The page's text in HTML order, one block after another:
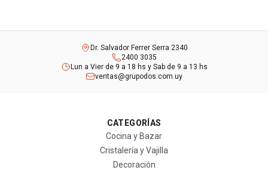
Dr. Salvador Ferrer Serra 2340
2400 3035
Lun a Vier de 9 a 18 hs y Sab de 9 a 13 hs
ventas@grupodos.com.uy
CATEGORÍAS
Cocina y Bazar
Cristalería y Vajilla
Decoración